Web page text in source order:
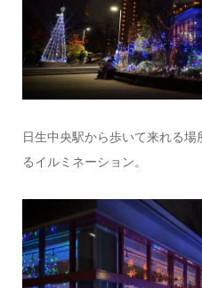
日生中央駅から歩いて来れる
るイルミネーション。